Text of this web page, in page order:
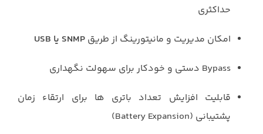
حداکثری
امکان مدیریت و مانیتورینگ از طریق SNMP یا USB
Bypass دستی و خودکار برای سهولت نگهداری
قابلیت افزایش تعداد باتری ها برای ارتقاء زمان
پشتیبانی (Battery Expansion)